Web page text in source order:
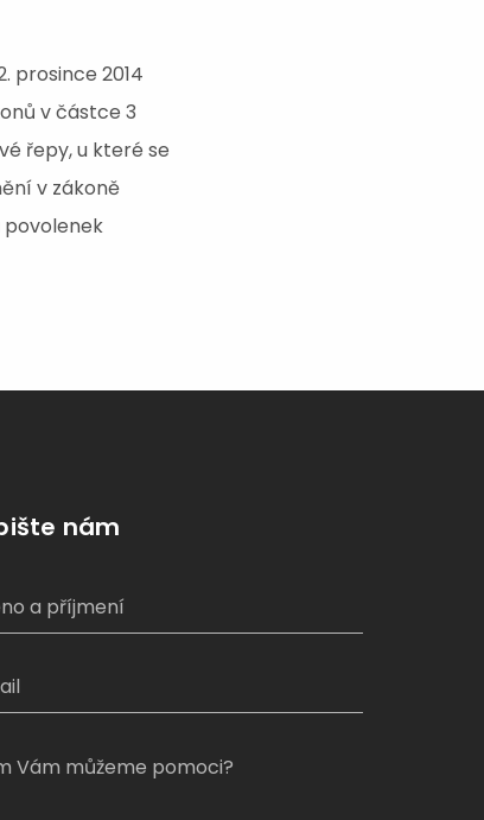
prosince 2014
v částce 3
řepy, u které se
v zákoně
povolenek
nám
Vám můžeme pomoci?